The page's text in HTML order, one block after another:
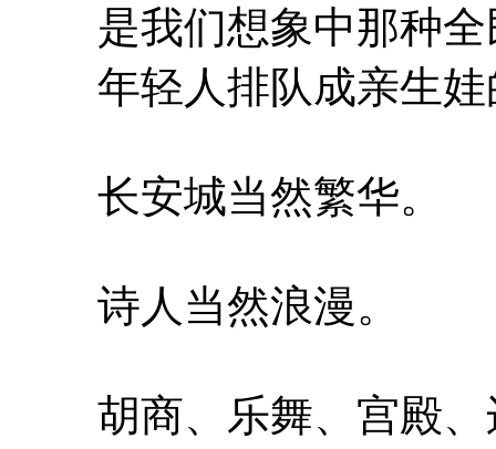
是我们想象中那种
年轻人排队成亲生
长安城当然繁华。
诗人当然浪漫。
胡商、乐舞、宫殿